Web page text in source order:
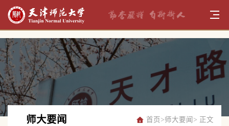
师大要闻 首页 >师大要闻 > 正文